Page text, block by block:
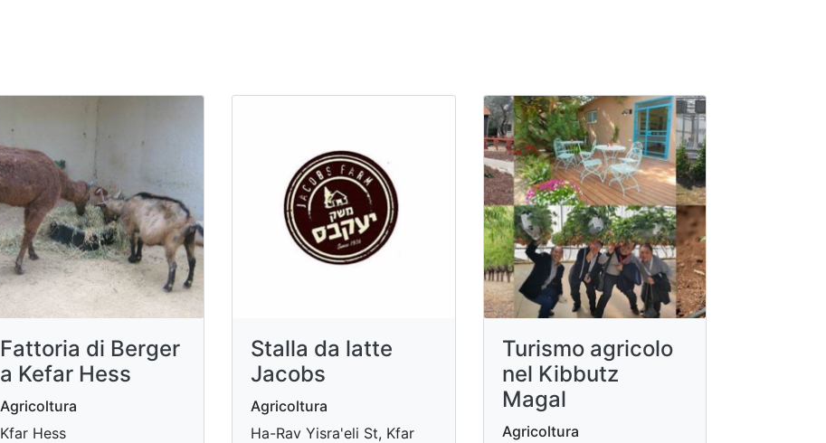
Fattoria di Berger
a Kefar Hess
Agricoltura
Kfar Hess
Stalla da latte
Jacobs
Agricoltura
Ha-Rav Yisra'eli St, Kfar
Turismo agricolo
nel Kibbutz
Magal
Agricoltura